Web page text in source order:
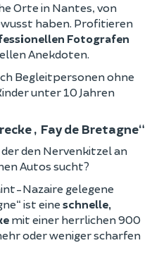
Orte in Nantes, von
haben. Profitieren
Fotografen
Anekdoten.
Begleitpersonen ohne
unter 10 Jahren
„Fay de Bretagne“
den Nervenkitzel an
Autos sucht?
Nazaire gelegene
ist eine schnelle,
mit einer herrlichen 900
oder weniger scharfen